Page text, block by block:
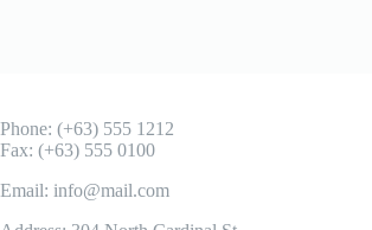
Phone: (+63) 555 1212
Fax: (+63) 555 0100
Email: info@mail.com